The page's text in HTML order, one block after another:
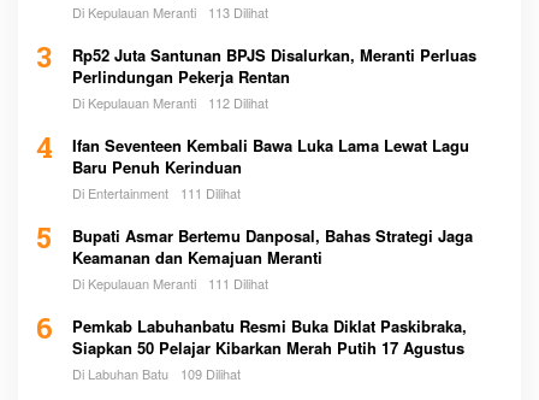
Di Kepulauan Meranti 113 Dilihat
3
Rp52 Juta Santunan BPJS Disalurkan, Meranti Perluas
Perlindungan Pekerja Rentan
Di Kepulauan Meranti 112 Dilihat
4
Ifan Seventeen Kembali Bawa Luka Lama Lewat Lagu
Baru Penuh Kerinduan
Di Entertainment 111 Dilihat
5
Bupati Asmar Bertemu Danposal, Bahas Strategi Jaga
Keamanan dan Kemajuan Meranti
Di Kepulauan Meranti 111 Dilihat
6
Pemkab Labuhanbatu Resmi Buka Diklat Paskibraka,
Siapkan 50 Pelajar Kibarkan Merah Putih 17 Agustus
Di Labuhan Batu 109 Dilihat